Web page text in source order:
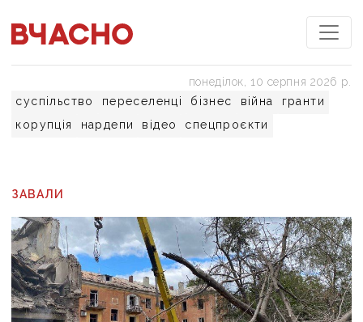
суспільство переселенці бізнес війна
гранти
корупція
нардепи відео спецпроєкти
понеділок, 10 серпня 2026 р.
ЗАВАЛИ